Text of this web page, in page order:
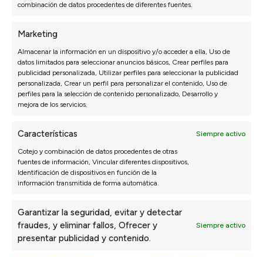
combinación de datos procedentes de diferentes fuentes.
Marketing
Almacenar la información en un dispositivo y/o acceder a ella, Uso de
datos limitados para seleccionar anuncios básicos, Crear perfiles para
publicidad personalizada, Utilizar perfiles para seleccionar la publicidad
personalizada, Crear un perfil para personalizar el contenido, Uso de
perfiles para la selección de contenido personalizado, Desarrollo y
mejora de los servicios.
Características Siempre activo
Cotejo y combinación de datos procedentes de otras
fuentes de información, Vincular diferentes dispositivos,
Identificación de dispositivos en función de la
información transmitida de forma automática.
Garantizar la seguridad, evitar y detectar
fraudes, y eliminar fallos, Ofrecer y
presentar publicidad y contenido.
Siempre activo
SOFÁS
Sofás 3 Plazas a Medida
Sofás Modulares
Sillones
Sofás Cama
Sofás Rinconera
Configurador de sofás
DORMITORIO
Canapés y Somieres
Almohadas
Cabeceros de cama
Mesitas de noche